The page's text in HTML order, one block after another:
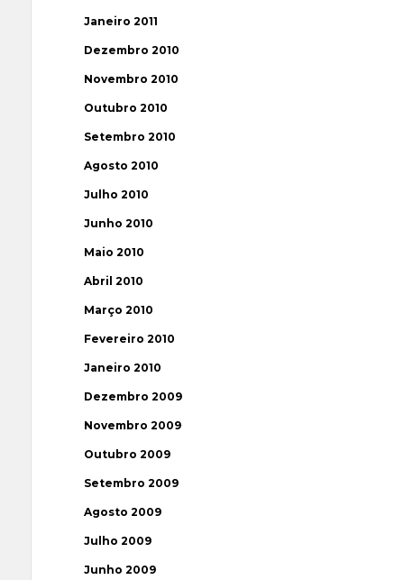
Janeiro 2011
Dezembro 2010
Novembro 2010
Outubro 2010
Setembro 2010
Agosto 2010
Julho 2010
Junho 2010
Maio 2010
Abril 2010
Março 2010
Fevereiro 2010
Janeiro 2010
Dezembro 2009
Novembro 2009
Outubro 2009
Setembro 2009
Agosto 2009
Julho 2009
Junho 2009